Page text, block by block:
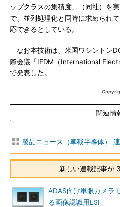
ップクラスの集積度」（同社）を
で、並列処理化と同時に求められ
応できるとしている。
なお本技術は、米国ワシントン
際会議「IEDM（International
で発表した。
関連情
製品ニュース（車載半導体）
新しい連載記事が
ADAS向け単眼カメラ
る画像認識用LSI